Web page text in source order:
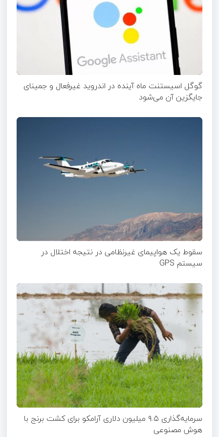
گوگل اسیستنت ماه آینده در اندروید غیرفعال و جمینای
جایگزین آن می‌شود
سقوط یک هواپیمای غیرنظامی در نتیجه اختلال در
سیستم‌ GPS
سرمایه‌گذاری ۹.۵ میلیون دلاری آرامکو برای کشت برنج با
هوش مصنوعی